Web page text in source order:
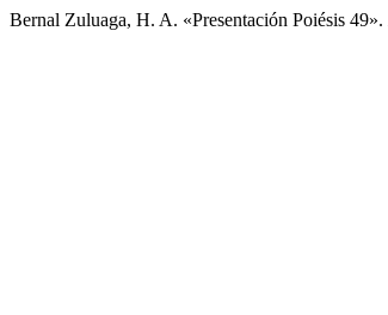
Bernal Zuluaga, H. A. «Presentación Poiésis 49».